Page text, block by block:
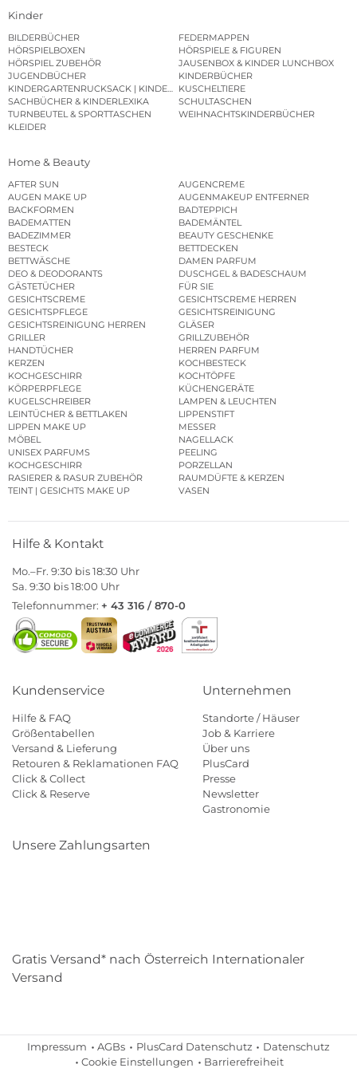
Kinder
BILDERBÜCHER
FEDERMAPPEN
HÖRSPIELBOXEN
HÖRSPIELE & FIGUREN
HÖRSPIEL ZUBEHÖR
JAUSENBOX & KINDER LUNCHBOX
JUGENDBÜCHER
KINDERBÜCHER
KINDERGARTENRUCKSACK | KINDERGARTENBEUTEL
KUSCHELTIERE
SACHBÜCHER & KINDERLEXIKA
SCHULTASCHEN
TURNBEUTEL & SPORTTASCHEN
WEIHNACHTSKINDERBÜCHER
KLEIDER
Home & Beauty
AFTER SUN
AUGENCREME
AUGEN MAKE UP
AUGENMAKEUP ENTFERNER
BACKFORMEN
BADTEPPICH
BADEMATTEN
BADEMÄNTEL
BADEZIMMER
BEAUTY GESCHENKE
BESTECK
BETTDECKEN
BETTWÄSCHE
DAMEN PARFUM
DEO & DEODORANTS
DUSCHGEL & BADESCHAUM
GÄSTETÜCHER
FÜR SIE
GESICHTSCREME
GESICHTSCREME HERREN
GESICHTSPFLEGE
GESICHTSREINIGUNG
GESICHTSREINIGUNG HERREN
GLÄSER
GRILLER
GRILLZUBEHÖR
HANDTÜCHER
HERREN PARFUM
KERZEN
KOCHBESTECK
KOCHGESCHIRR
KOCHTÖPFE
KÖRPERPFLEGE
KÜCHENGERÄTE
KUGELSCHREIBER
LAMPEN & LEUCHTEN
LEINTÜCHER & BETTLAKEN
LIPPENSTIFT
LIPPEN MAKE UP
MESSER
MÖBEL
NAGELLACK
UNISEX PARFUMS
PEELING
KOCHGESCHIRR
PORZELLAN
RASIERER & RASUR ZUBEHÖR
RAUMDÜFTE & KERZEN
TEINT | GESICHTS MAKE UP
VASEN
Hilfe & Kontakt
Mo.–Fr. 9:30 bis 18:30 Uhr
Sa. 9:30 bis 18:00 Uhr
Telefonnummer: + 43 316 / 870-0
Kundenservice
Hilfe & FAQ
Größentabellen
Versand & Lieferung
Retouren & Reklamationen FAQ
Click & Collect
Click & Reserve
Unternehmen
Standorte / Häuser
Job & Karriere
Über uns
PlusCard
Presse
Newsletter
Gastronomie
Unsere Zahlungsarten
Gratis Versand* nach Österreich Internationaler
Versand
Impressum AGBs PlusCard Datenschutz
Datenschutz
Cookie Einstellungen
Barrierefreiheit